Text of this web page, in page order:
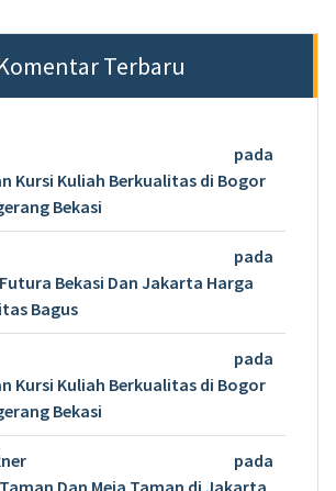
Terbaru
pada
Kursi Kuliah Berkualitas di Bogor
Bekasi
pada
Bekasi Dan Jakarta Harga
Bagus
pada
Kursi Kuliah Berkualitas di Bogor
Bekasi
pada